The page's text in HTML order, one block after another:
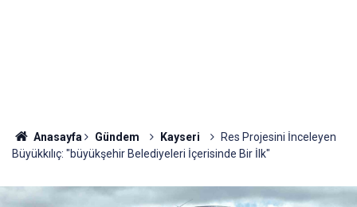
Anasayfa Gündem Kayseri
Res Projesini İnceleyen
Büyükkılıç: "büyükşehir Belediyeleri İçerisinde Bir İlk"